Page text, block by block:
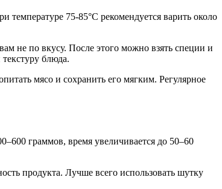
75-85°C рекомендуется варить около
не по вкусу. После этого можно взять специи и
блюда.
мясо и сохранить его мягким. Регулярное
граммов, время увеличивается до 50–60
продукта. Лучше всего использовать шутку